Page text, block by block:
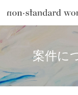
TOP
案件に